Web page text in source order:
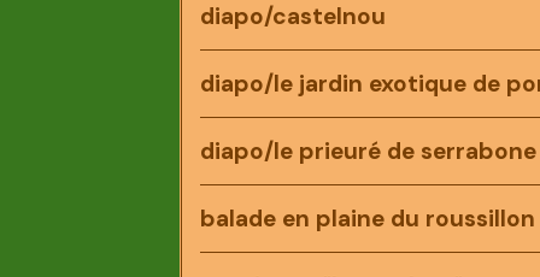
diapo/castelnou
diapo/le jardin exotique de
diapo/le prieuré de serrabone
balade en plaine du roussillon